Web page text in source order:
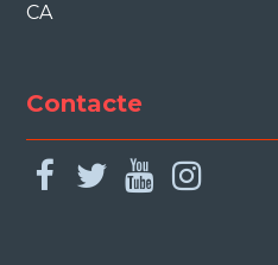
CA
Contacte
facebook
twitteryoutube